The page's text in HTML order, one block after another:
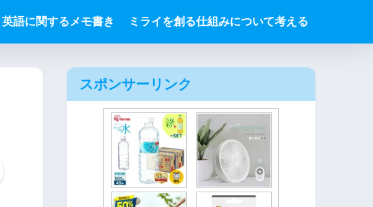
英語に関するメモ書き ミライを創る仕組みについて考える
スポンサーリンク